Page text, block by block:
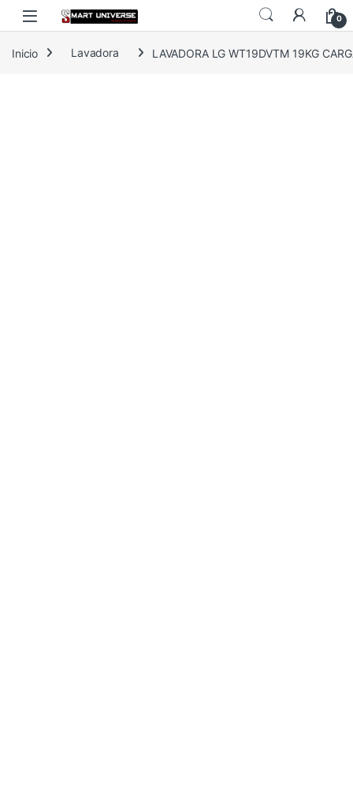
Skip to navigation
Skip to content
0
Inicio Lavadora LAVADORA LG WT19DVTM 19KG